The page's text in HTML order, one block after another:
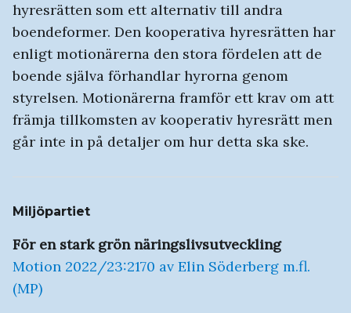
hyresrätten som ett alternativ till andra
boendeformer. Den kooperativa hyresrätten har
enligt motionärerna den stora fördelen att de
boende själva förhandlar hyrorna genom
styrelsen. Motionärerna framför ett krav om att
främja tillkomsten av kooperativ hyresrätt men
går inte in på detaljer om hur detta ska ske.
Miljöpartiet
För en stark grön näringslivsutveckling
Motion 2022/23:2170 av Elin Söderberg m.fl.
(MP)